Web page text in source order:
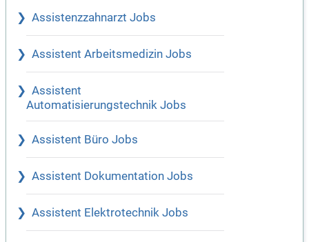
Assistenzzahnarzt Jobs
Assistent Arbeitsmedizin Jobs
Assistent
Automatisierungstechnik Jobs
Assistent Büro Jobs
Assistent Dokumentation Jobs
Assistent Elektrotechnik Jobs